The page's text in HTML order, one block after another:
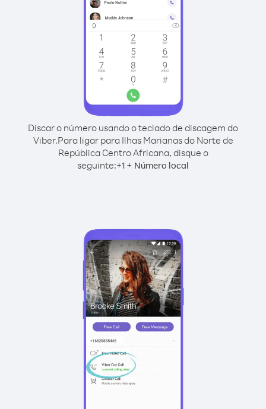
Discar o número usando o teclado de discagem do
Viber.Para ligar para Ilhas Marianas do Norte de
República Centro Africana, disque o
seguinte:+1 + Número local